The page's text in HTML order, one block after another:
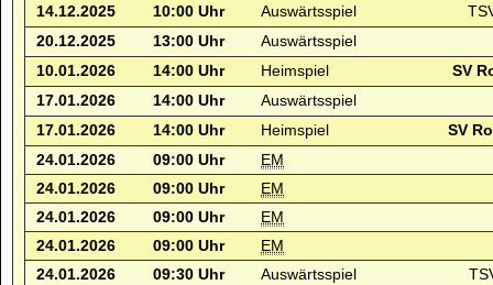
14.12.2025
10:00 Uhr Auswärtsspiel
20.12.2025
13:00 Uhr
Auswärtsspiel
10.01.2026
14:00 Uhr Heimspiel
SV
17.01.2026
14:00 Uhr
Auswärtsspiel
17.01.2026
14:00 Uhr Heimspiel
SV
24.01.2026
09:00 Uhr
EM
24.01.2026
09:00 Uhr
EM
24.01.2026
09:00 Uhr
EM
24.01.2026
09:00 Uhr
EM
24.01.2026
09:30 Uhr Auswärtsspiel